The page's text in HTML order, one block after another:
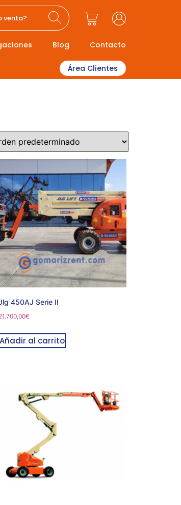
venta?
Blog Contacto
Área Clientes
450AJ Serie II
€
Añadir al carrito